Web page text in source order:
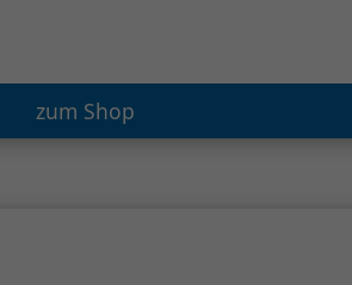
zum Shop